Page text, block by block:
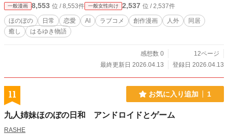
一般漫画 8,553 位 / 8,553件 一般女性向け 2,537 位 / 2,537件
ほのぼの 日常 恋愛 AI ラブコメ 創作漫画 人外
同居
癒し
はるゆき物語
感想数 0
12ページ
最終更新日 2026.04.13
登録日 2026.04.13
11 お気に入り追加 1
九人姉妹ほのぼの日和 アンドロイドとゲーム
RASHE